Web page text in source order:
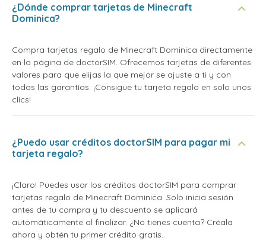
¿Dónde comprar tarjetas de Minecraft
Dominica?
Compra tarjetas regalo de Minecraft Dominica directamente
en la página de doctorSIM. Ofrecemos tarjetas de diferentes
valores para que elijas la que mejor se ajuste a ti y con
todas las garantías. ¡Consigue tu tarjeta regalo en solo unos
clics!
¿Puedo usar créditos doctorSIM para pagar mi
tarjeta regalo?
¡Claro! Puedes usar los créditos doctorSIM para comprar
tarjetas regalo de Minecraft Dominica. Solo inicia sesión
antes de tu compra y tu descuento se aplicará
automáticamente al finalizar. ¿No tienes cuenta? Créala
ahora y obtén tu primer crédito gratis.